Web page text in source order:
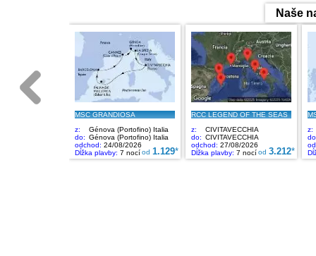
Naše
od 1.129*
MSC GRANDIOSA
z:
Génova (Portofino) Italia
do: Génova (Portofino) Italia
odchod: 24/08/2026
Dĺžka plavby: 7 nocí od 3.212*
RCC LEGEND OF THE SEAS
z:
CIVITAVECCHIA
do: CIVITAVECCHIA
odchod: 27/08/2026
Dĺžka plavby: 7 nocí
z: